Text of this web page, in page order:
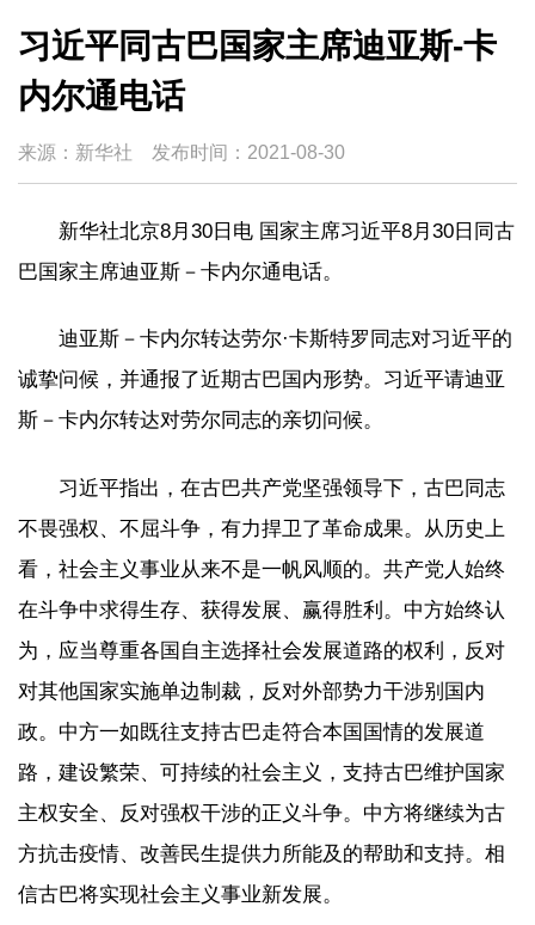
习近平同古巴国家主席迪亚斯-卡
内尔通电话
来源：新华社 发布时间： 2021-08-30
新华社北京8月30日电 国家主席习近平8月30日同古
巴国家主席迪亚斯－卡内尔通电话。
迪亚斯－卡内尔转达劳尔·卡斯特罗同志对习近平的
诚挚问候，并通报了近期古巴国内形势。习近平请迪亚
斯－卡内尔转达对劳尔同志的亲切问候。
习近平指出，在古巴共产党坚强领导下，古巴同志
不畏强权、不屈斗争，有力捍卫了革命成果。从历史上
看，社会主义事业从来不是一帆风顺的。共产党人始终
在斗争中求得生存、获得发展、赢得胜利。中方始终认
为，应当尊重各国自主选择社会发展道路的权利，反对
对其他国家实施单边制裁，反对外部势力干涉别国内
政。中方一如既往支持古巴走符合本国国情的发展道
路，建设繁荣、可持续的社会主义，支持古巴维护国家
主权安全、反对强权干涉的正义斗争。中方将继续为古
方抗击疫情、改善民生提供力所能及的帮助和支持。相
信古巴将实现社会主义事业新发展。